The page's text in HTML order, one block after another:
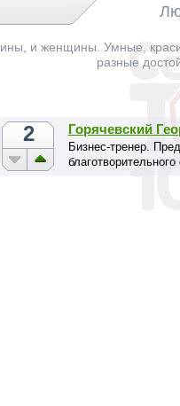
и женщины. Умные,
разные
2 Горячевский
Бизнес-тренер.